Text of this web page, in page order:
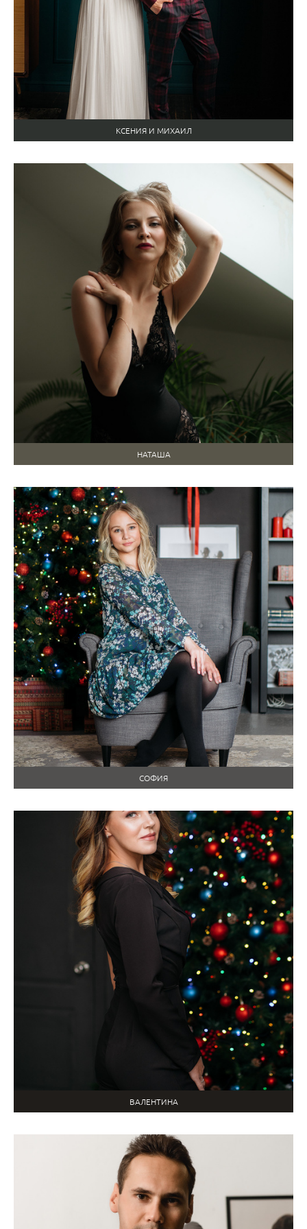
КСЕНИЯ И МИХАИЛ
НАТАША
СОФИЯ
ВАЛЕНТИНА